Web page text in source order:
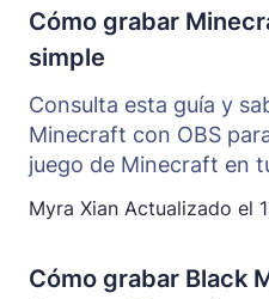
Cómo grabar
simple
Consulta esta guía y
Minecraft con OBS
juego de Minecraft en
Myra Xian Actualizado el
Cómo grabar Black